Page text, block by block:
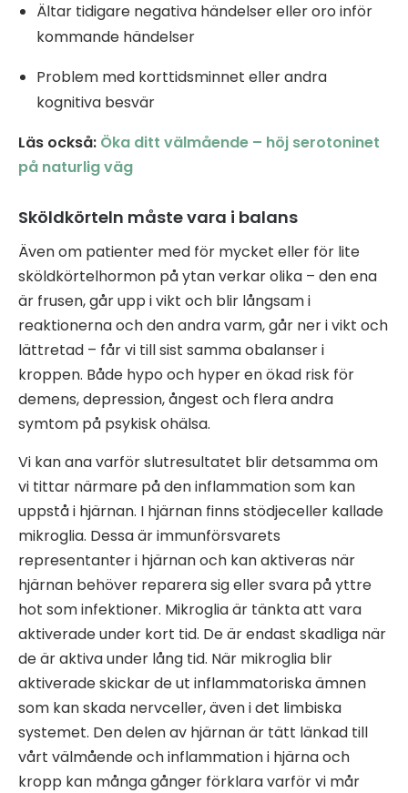
Ältar tidigare negativa händelser eller oro inför
kommande händelser
Problem med korttidsminnet eller andra
kognitiva besvär
Läs också: Öka ditt välmående – höj serotoninet
på naturlig väg
Sköldkörteln måste vara i balans
Även om patienter med för mycket eller för lite
sköldkörtelhormon på ytan verkar olika – den ena
är frusen, går upp i vikt och blir långsam i
reaktionerna och den andra varm, går ner i vikt och
lättretad – får vi till sist samma obalanser i
kroppen. Både hypo och hyper en ökad risk för
demens, depression, ångest och flera andra
symtom på psykisk ohälsa.
Vi kan ana varför slutresultatet blir detsamma om
vi tittar närmare på den inflammation som kan
uppstå i hjärnan. I hjärnan finns stödjeceller kallade
mikroglia. Dessa är immunförsvarets
representanter i hjärnan och kan aktiveras när
hjärnan behöver reparera sig eller svara på yttre
hot som infektioner. Mikroglia är tänkta att vara
aktiverade under kort tid. De är endast skadliga när
de är aktiva under lång tid. När mikroglia blir
aktiverade skickar de ut inflammatoriska ämnen
som kan skada nervceller, även i det limbiska
systemet. Den delen av hjärnan är tätt länkad till
vårt välmående och inflammation i hjärna och
kropp kan många gånger förklara varför vi mår